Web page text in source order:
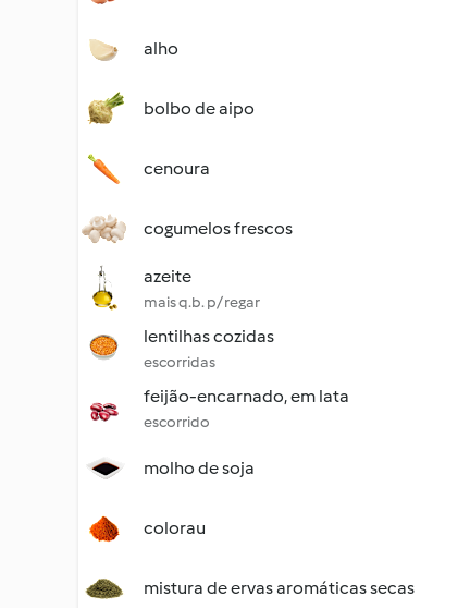
alho
bolbo de aipo
cenoura
cogumelos frescos
azeite
mais q.b. p/ regar
lentilhas cozidas
escorridas
feijão-encarnado, em lata
escorrido
molho de soja
colorau
mistura de ervas aromáticas secas